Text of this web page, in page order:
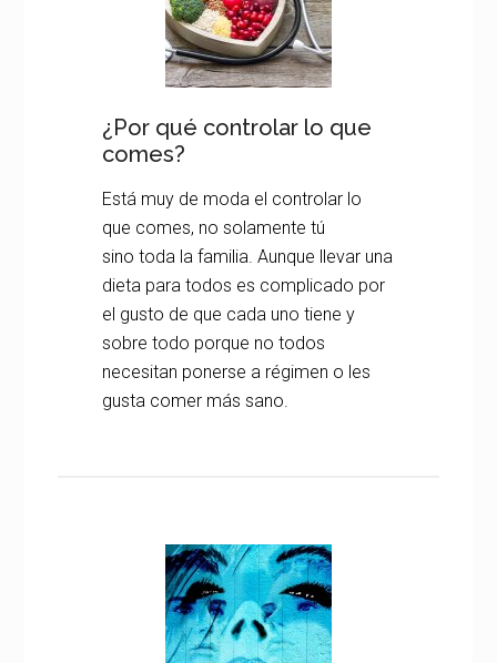
¿Por qué controlar lo que
comes?
Está muy de moda el controlar lo
que comes, no solamente tú
sino toda la familia. Aunque llevar una
dieta para todos es complicado por
el gusto de que cada uno tiene y
sobre todo porque no todos
necesitan ponerse a régimen o les
gusta comer más sano.